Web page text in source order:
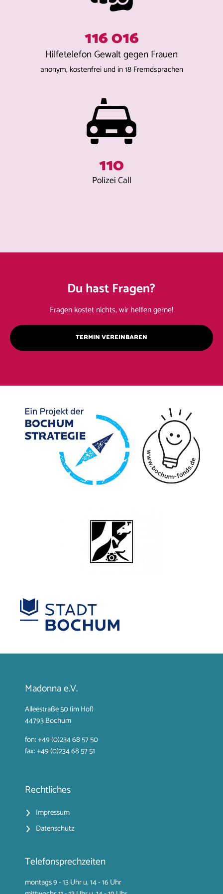
116 016
Hilfetelefon Gewalt gegen Frauen
anonym, kostenfrei und in 18 Fremdsprachen
110
Polizei Call
Du hast Fragen?
Fragen kostet nichts, wir helfen gerne!
TERMIN VEREINBAREN
Madonna e.V.
Alleestraße 50 (im Hof)
44793 Bochum
fon: +49 (0)234 68 57 50
fax: +49 (0)234 68 57 51
Rechtliches
Impressum
Datenschutz
Telefonsprechzeiten
montags 9 - 13 Uhr u. 14 - 16 Uhr